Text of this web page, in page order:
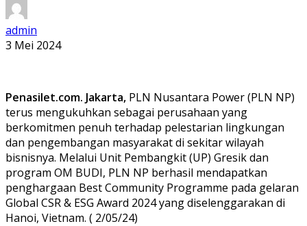
admin
3 Mei 2024
Penasilet.com. Jakarta, PLN Nusantara Power (PLN NP)
terus mengukuhkan sebagai perusahaan yang
berkomitmen penuh terhadap pelestarian lingkungan
dan pengembangan masyarakat di sekitar wilayah
bisnisnya. Melalui Unit Pembangkit (UP) Gresik dan
program OM BUDI, PLN NP berhasil mendapatkan
penghargaan Best Community Programme pada gelaran
Global CSR & ESG Award 2024 yang diselenggarakan di
Hanoi, Vietnam. ( 2/05/24)